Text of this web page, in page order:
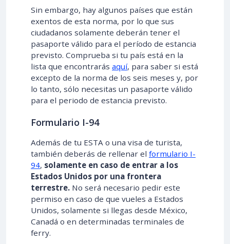
Sin embargo, hay algunos países que están
exentos de esta norma, por lo que sus
ciudadanos solamente deberán tener el
pasaporte válido para el período de estancia
previsto. Comprueba si tu país está en la
lista que encontrarás aquí, para saber si está
excepto de la norma de los seis meses y, por
lo tanto, sólo necesitas un pasaporte válido
para el periodo de estancia previsto.
Formulario I-94
Además de tu ESTA o una visa de turista,
también deberás de rellenar el formulario I-
94, solamente en caso de entrar a los
Estados Unidos por una frontera
terrestre. No será necesario pedir este
permiso en caso de que vueles a Estados
Unidos, solamente si llegas desde México,
Canadá o en determinadas terminales de
ferry.